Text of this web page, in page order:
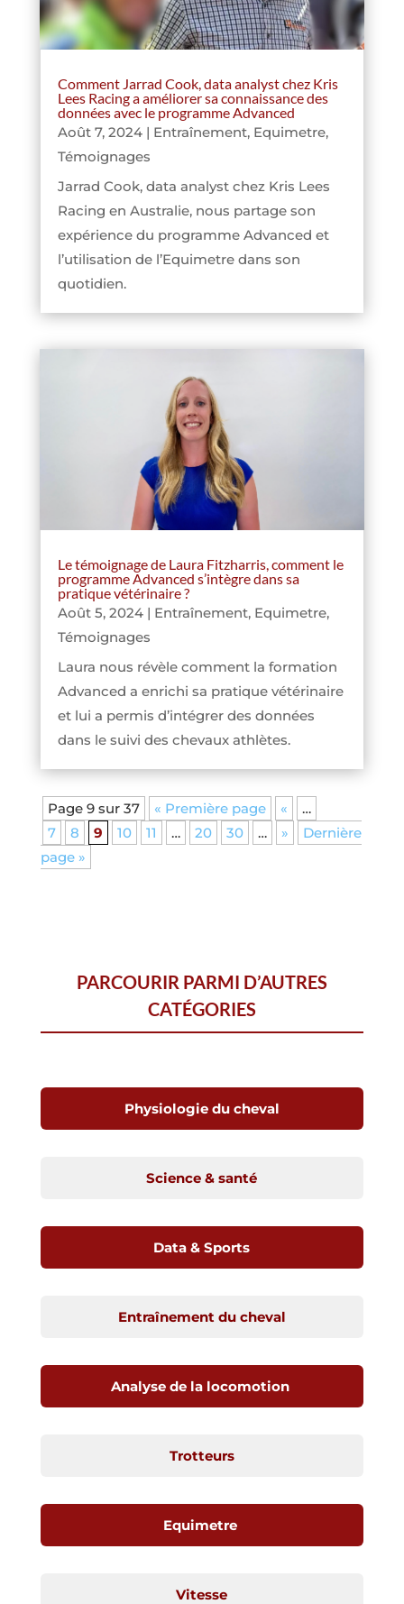
Comment Jarrad Cook, data analyst chez Kris
Lees Racing a améliorer sa connaissance des
données avec le programme Advanced
Août 7, 2024| Entraînement, Equimetre,
Témoignages
Jarrad Cook, data analyst chez Kris Lees
Racing en Australie, nous partage son
expérience du programme Advanced et
l’utilisation de l’Equimetre dans son
quotidien.
Le témoignage de Laura Fitzharris, comment le
programme Advanced s’intègre dans sa
pratique vétérinaire ?
Août 5, 2024| Entraînement, Equimetre,
Témoignages
Laura nous révèle comment la formation
Advanced a enrichi sa pratique vétérinaire
et lui a permis d’intégrer des données
dans le suivi des chevaux athlètes.
Page 9 sur 37 « Première page «
…
7
8 9 10 11 … 20 30 … »
Dernière
page »
PARCOURIR PARMI D’AUTRES
CATÉGORIES
Physiologie du cheval
Science & santé
Data & Sports
Entraînement du cheval
Analyse de la locomotion
Trotteurs
Equimetre
Vitesse